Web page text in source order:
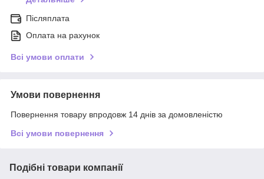
Післяплата
Оплата на рахунок
Всі умови оплати
Умови повернення
Повернення товару впродовж 14 днів за домовленістю
Всі умови повернення
Подібні товари компанії